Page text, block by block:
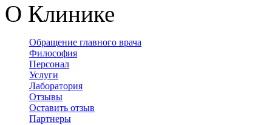
О Клинике
Обращение главного врача
Философия
Персонал
Услуги
Лаборатория
Отзывы
Оставить отзыв
Партнеры